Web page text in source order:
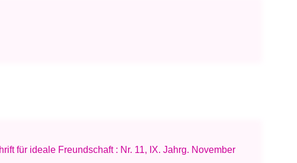
für ideale Freundschaft : Nr. 11, IX. Jahrg. November